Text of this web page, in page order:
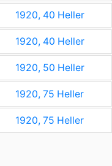
1920, 40 Heller
1920, 40 Heller
1920, 50 Heller
1920, 75 Heller
1920, 75 Heller